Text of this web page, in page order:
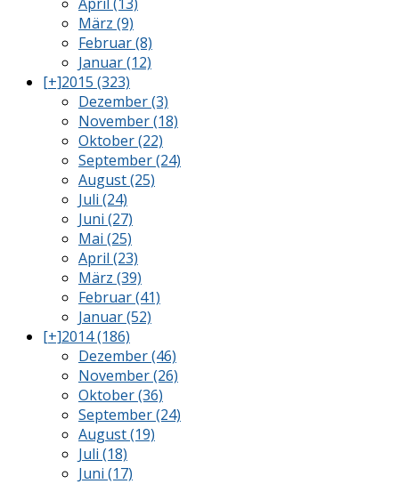
März (9)
Februar (8)
Januar (12)
[+]2015 (323)
Dezember (3)
November (18)
Oktober (22)
September (24)
August (25)
Juli (24)
Juni (27)
Mai (25)
April (23)
März (39)
Februar (41)
Januar (52)
[+]2014 (186)
Dezember (46)
November (26)
Oktober (36)
September (24)
August (19)
Juli (18)
Juni (17)